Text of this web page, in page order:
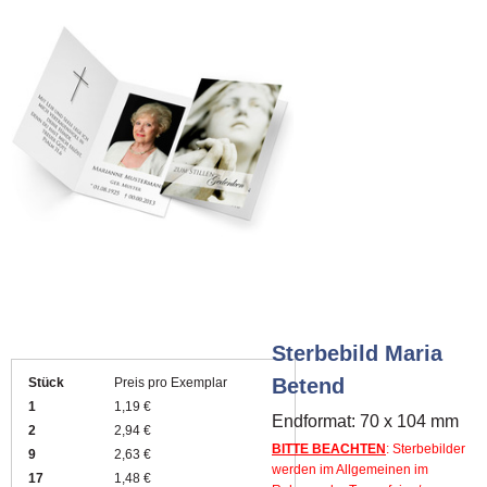
Stück
Preis pro Exemplar
1
1,19 €
2
2,94 €
9
2,63 €
17
1,48 €
Sterbebild Maria
Betend
Endformat: 70 x 104 mm
BITTE BEACHTEN : Sterbebilder
werden im Allgemeinen im